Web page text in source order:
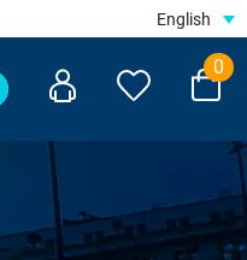
English
0